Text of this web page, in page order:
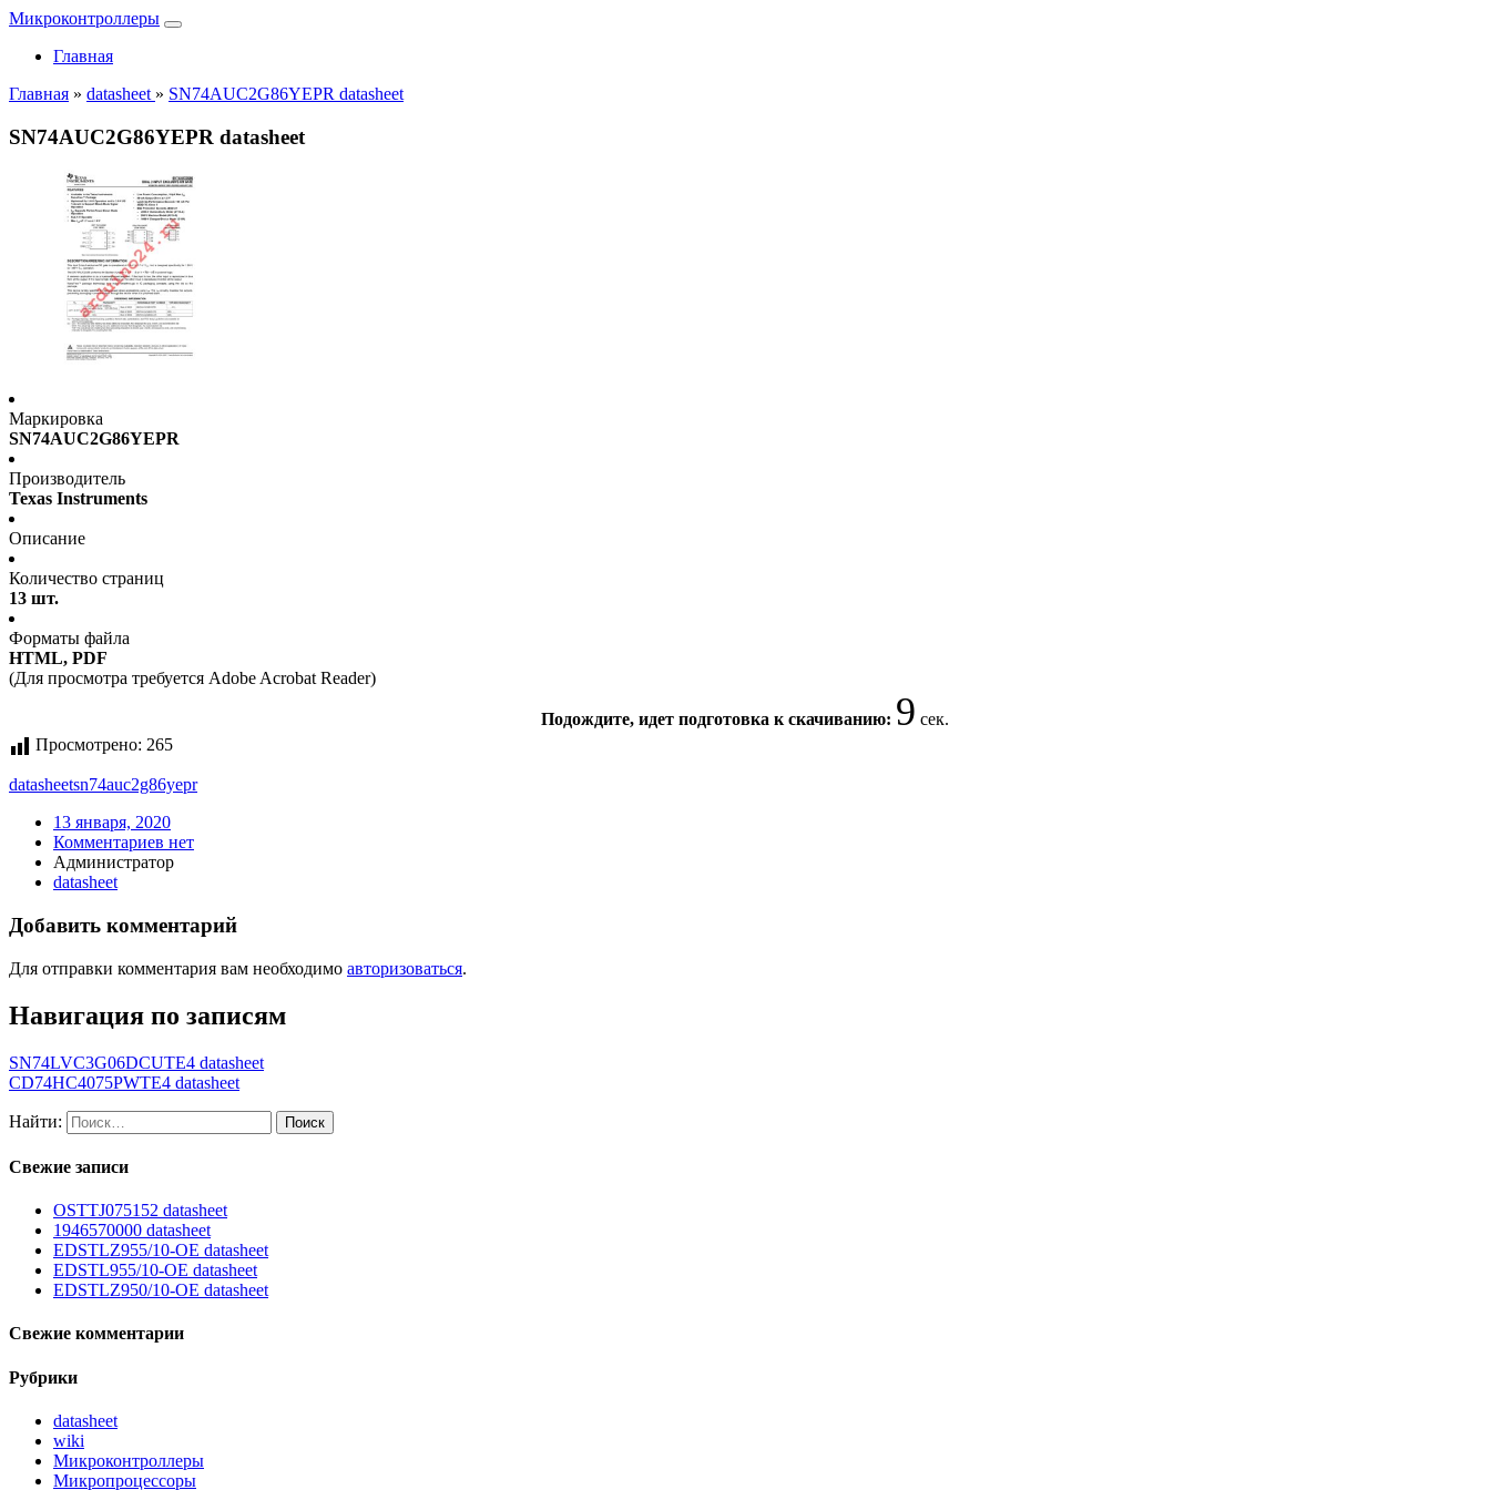
Микроконтроллеры
Главная
Главная » datasheet » SN74AUC2G86YEPR datasheet
SN74AUC2G86YEPR datasheet
Маркировка
SN74AUC2G86YEPR
Производитель
Texas Instruments
Описание
Количество страниц
13 шт.
Форматы файла
HTML, PDF
(Для просмотра требуется Adobe Acrobat Reader)
Подождите, идет подготовка к скачиванию: 9 сек.
Просмотрено: 265
datasheetsn74auc2g86yepr
13 января, 2020
Комментариев нет
Администратор
datasheet
Добавить комментарий
Для отправки комментария вам необходимо авторизоваться.
Навигация по записям
SN74LVC3G06DCUTE4 datasheet
CD74HC4075PWTE4 datasheet
Найти:
Свежие записи
OSTTJ075152 datasheet
1946570000 datasheet
EDSTLZ955/10-OE datasheet
EDSTL955/10-OE datasheet
EDSTLZ950/10-OE datasheet
Свежие комментарии
Рубрики
datasheet
wiki
Микроконтроллеры
Микропроцессоры